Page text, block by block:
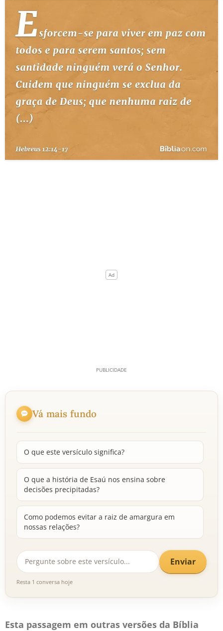
Vá mais fundo
O que este versículo significa?
O que a história de Esaú nos ensina sobre
decisões precipitadas?
Como podemos evitar a raiz de amargura em
nossas relações?
Enviar
Resta 1 conversa hoje
Esta passagem em outras versões da Bíblia